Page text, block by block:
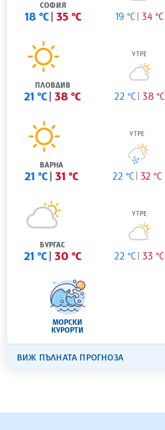
СОФИЯ
18 °C 35 °C 19 °C 34 °C
ПЛОВДИВ
21 °C 38 °C
УТРЕ
22 °C 38 °C
ВАРНА
21 °C 31 °C
УТРЕ
22 °C 32 °C
БУРГАС
21 °C 30 °C
УТРЕ
22 °C 33 °C
МОРСКИ
КУРОРТИ
ВИЖ ПЪЛНАТА ПРОГНОЗА